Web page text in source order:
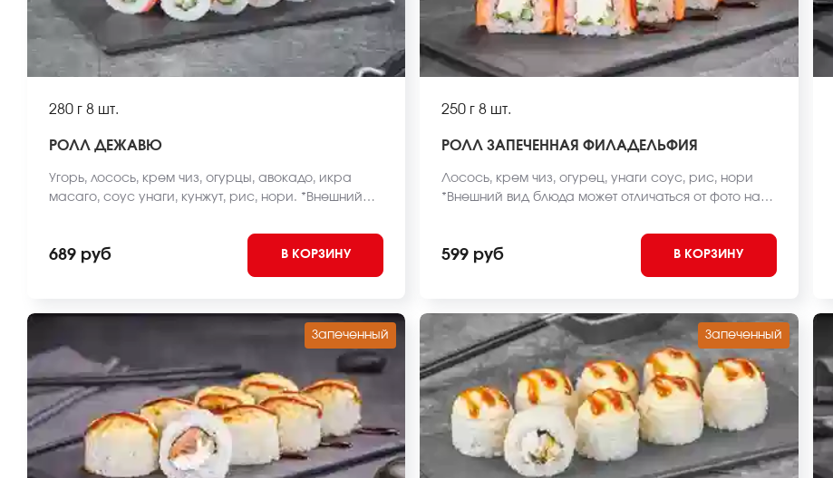
280 г 8 шт.
РОЛЛ ДЕЖАВЮ
Угорь, лосось, крем чиз, огурцы, авокадо, икра
масаго, соус унаги, кунжут, рис, нори. *Внешний
689 руб В КОРЗИНУ
250 г 8 шт.
РОЛЛ ЗАПЕЧЕННАЯ ФИЛАДЕЛЬФИЯ
Лосось, крем чиз, огурец, унаги соус, рис, нори
*Внешний вид блюда может отличаться от фото на
599 руб В КОРЗИНУ
Запеченный Запеченный